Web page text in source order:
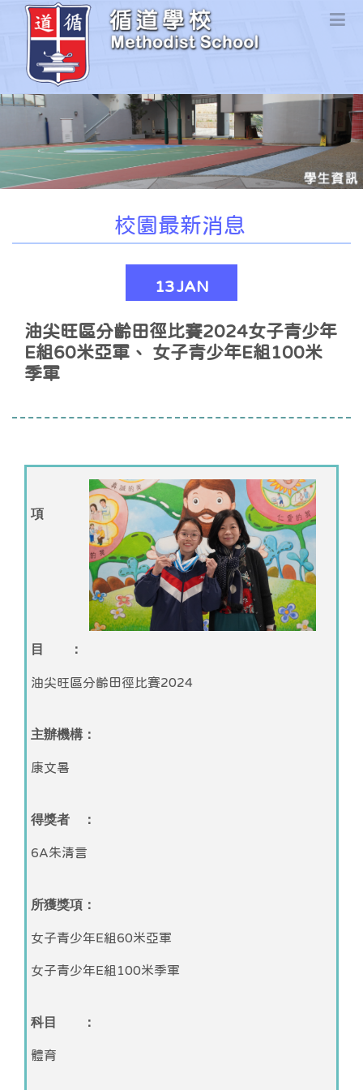
校園最新消息
13JAN
油尖旺區分齡田徑比賽2024女子青少年
E組60米亞軍、 女子青少年E組100米
季軍
項
目 ：
油尖旺區分齡田徑比賽2024
主辦機構：
康文暑
得獎者 ：
6A朱清言
所獲獎項：
女子青少年E組60米亞軍
女子青少年E組100米季軍
科目 ：
體育